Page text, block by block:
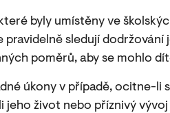
byly umístěny ve
pravidelně sledují dodržování
poměrů, aby se mohlo
úkony v případě, ocitne-li
jeho život nebo příznivý vývoj